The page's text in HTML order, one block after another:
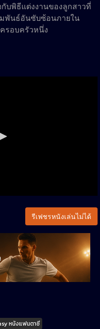
บพิธีแต่งงานของลูกสาวที่
พันธ์อันซับซ้อนภายใน
รอบครัวหนึ่ง
รีเฟชรหนังเล่นไม่ได้
หนังแฟนตาซี